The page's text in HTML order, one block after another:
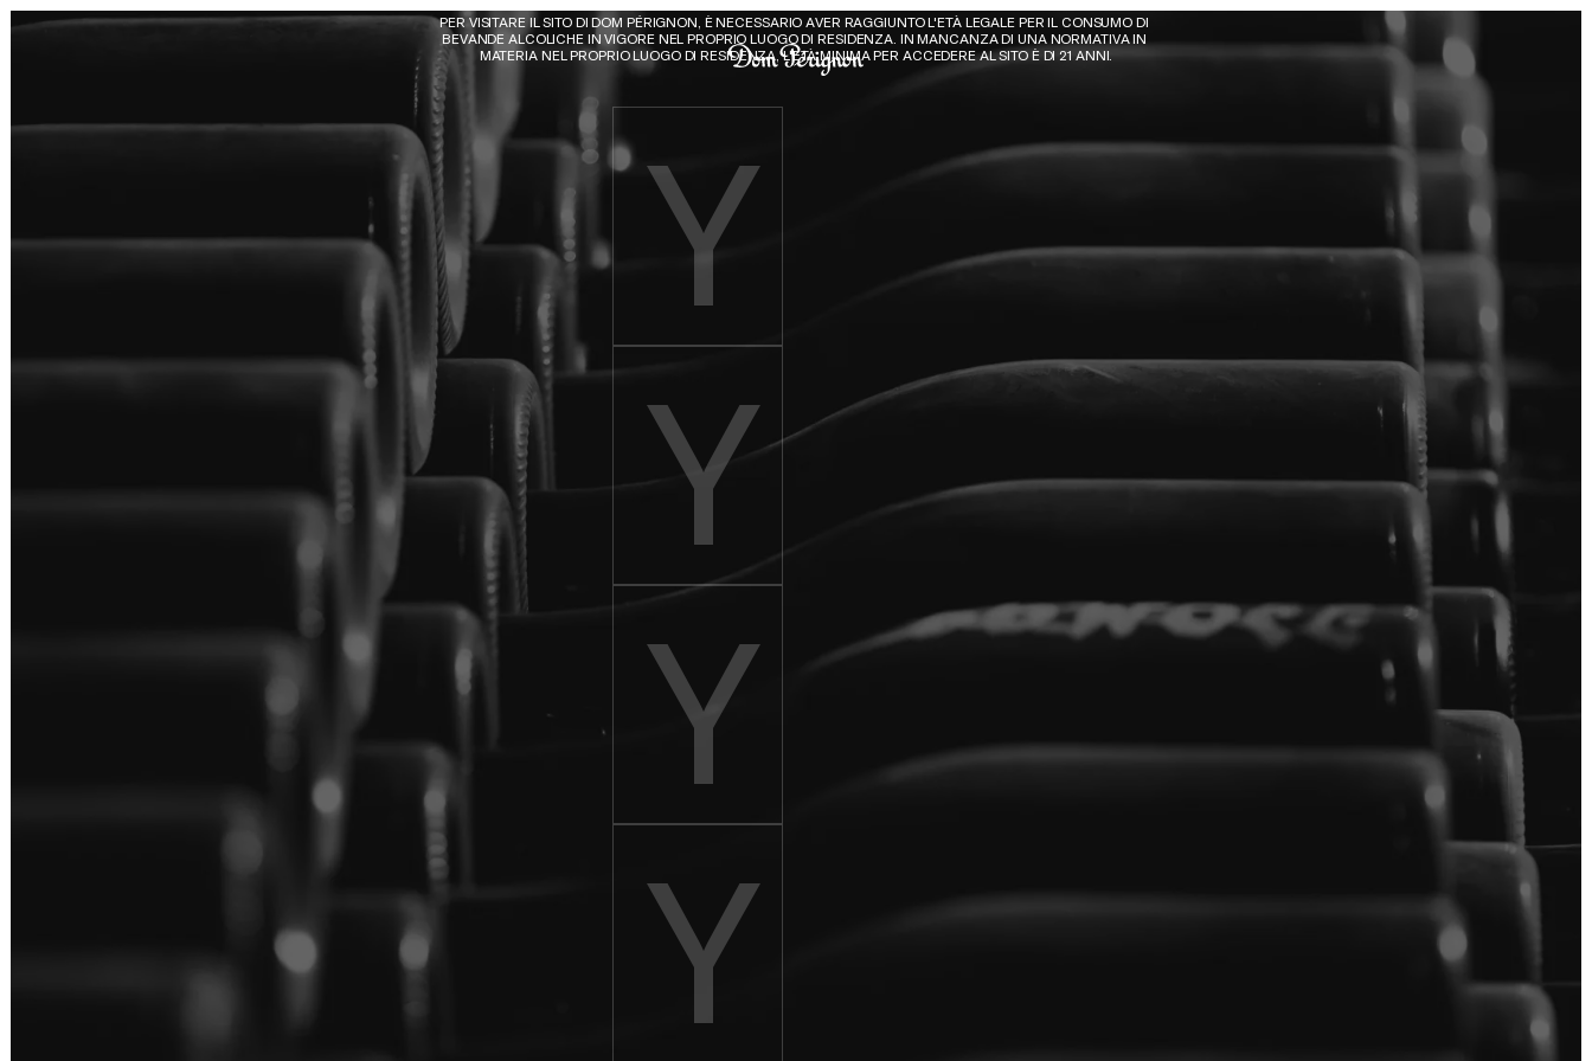
Skip to main content
Dom Pérignon
PER VISITARE IL SITO DI DOM PÉRIGNON, È NECESSARIO AVER RAGGIUNTO L'ETÀ LEGALE PER IL CONSUMO DI
BEVANDE ALCOLICHE IN VIGORE NEL PROPRIO LUOGO DI RESIDENZA. IN MANCANZA DI UNA NORMATIVA IN
MATERIA NEL PROPRIO LUOGO DI RESIDENZA, L'ETÀ MINIMA PER ACCEDERE AL SITO È DI 21 ANNI.